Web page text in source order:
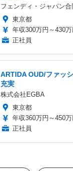
フェンディ・ジャパン合
東京都
年収300万円～430万
正社員
ARTIDA OUD/ファッ
充実
株式会社EGBA
東京都
年収360万円～450万
正社員